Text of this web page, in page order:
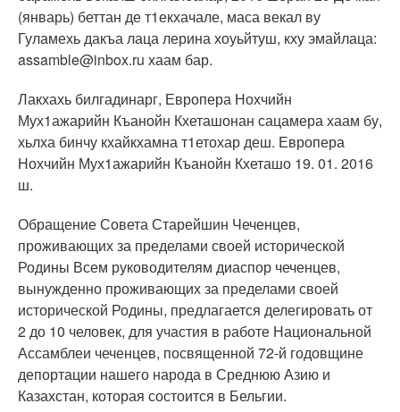
(январь) беттан де т1екхачале, маса векал ву
Гуламехь дакъа лаца лерина хоуьйтуш, кху эмайлаца:
assamble@inbox.ru хаам бар.
Лакхахь билгадинарг, Европера Нохчийн
Мух1ажарийн Къанойн Кхеташонан сацамера хаам бу,
хьлха бинчу кхайкхамна т1етохар деш. Европера
Нохчийн Мух1ажарийн Къанойн Кхеташо 19. 01. 2016
ш.
Обращение Совета Старейшин Чеченцев,
проживающих за пределами своей исторической
Родины Всем руководителям диаспор чеченцев,
вынужденно проживающих за пределами своей
исторической Родины, предлагается делегировать от
2 до 10 человек, для участия в работе Национальной
Ассамблеи чеченцев, посвященной 72-й годовщине
депортации нашего народа в Среднюю Азию и
Казахстан, которая состоится в Бельгии.